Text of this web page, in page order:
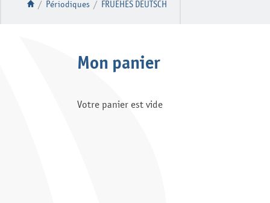
/ Périodiques / FRUEHES DEUTSCH
Mon panier
Votre panier est vide